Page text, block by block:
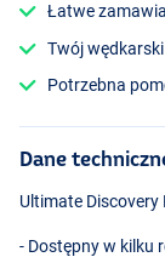
Łatwe
Twój
Potrzebna
Dane
Ultimate Discovery
- Dostępny w kilku